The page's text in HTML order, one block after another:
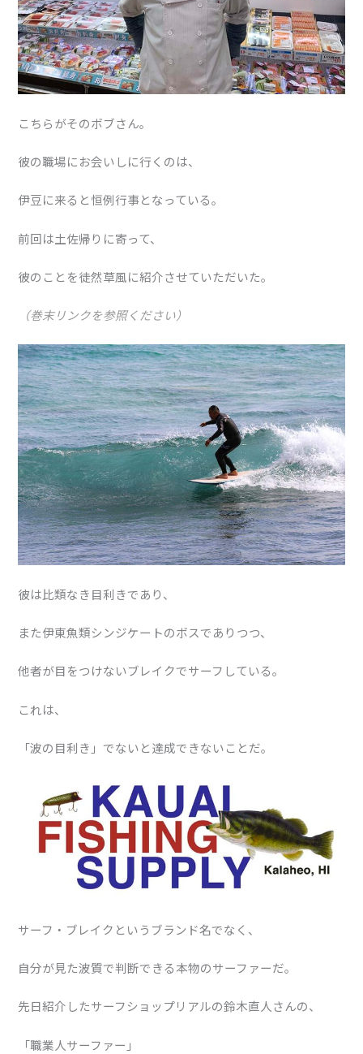
こちらがそのボブさん。
彼の職場にお会いしに行くのは、
伊豆に来ると恒例行事となっている。
前回は土佐帰りに寄って、
彼のことを徒然草風に紹介させていただいた。
（巻末リンクを参照ください）
彼は比類なき目利きであり、
また伊東魚類シンジケートのボスでありつつ、
他者が目をつけないブレイクでサーフしている。
これは、
「波の目利き」でないと達成できないことだ。
サーフ・ブレイクというブランド名でなく、
自分が見た波質で判断できる本物のサーファーだ。
先日紹介したサーフショップリアルの鈴木直人さんの、
「職業人サーファー」